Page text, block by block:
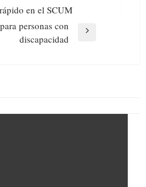
en el SCUM
personas con
discapacidad